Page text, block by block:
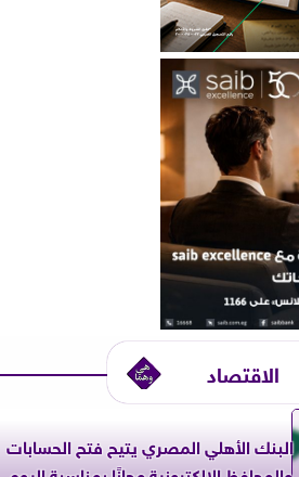
الاقتصاد
البنك الأهلي المصري يتيح فتح الحسابات